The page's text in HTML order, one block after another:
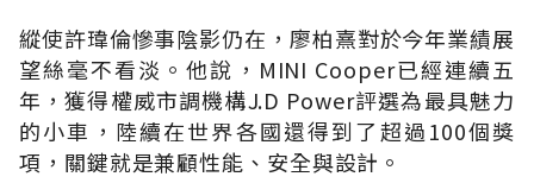
縱使許瑋倫慘事陰影仍在，廖柏熹對於今年業績展
望絲毫不看淡。他說，MINI Cooper已經連續五
年，獲得權威市調機構J.D Power評選為最具魅力
的小車，陸續在世界各國還得到了超過100個獎
項，關鍵就是兼顧性能、安全與設計。